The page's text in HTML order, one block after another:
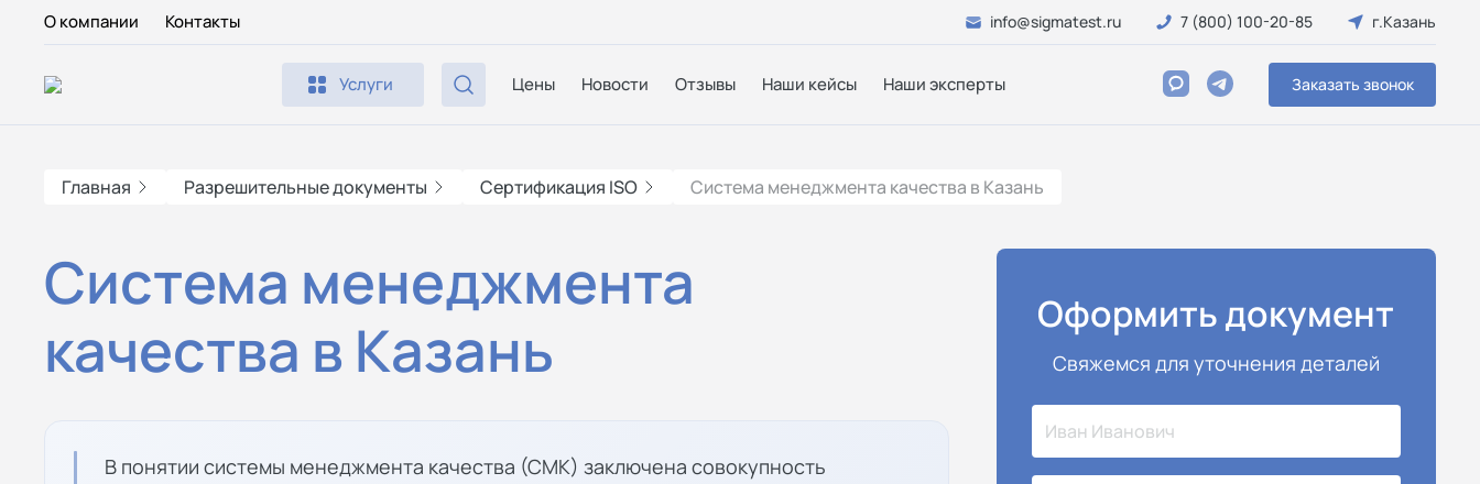
О компании Контакты info@sigmatest.ru 7 (800) 100-20-85 г.Казань
Услуги Цены Новости Отзывы Наши кейсы Наши эксперты Заказать звонок
Главная Разрешительные документы Сертификация ISO Система менеджмента качества в Казань
Система менеджмента
качества в Казань
В понятии системы менеджмента качества (СМК) заключена совокупность
Оформить документ
Свяжемся для уточнения деталей